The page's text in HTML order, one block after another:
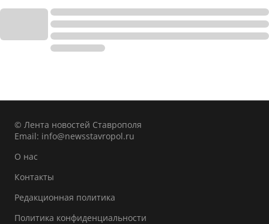
© Лента новостей Ставрополя
Email: info@newsstavropol.ru
О нас
Контакты
Редакционная политика
Политика конфиденциальности